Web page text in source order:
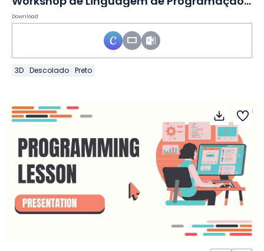
Download
3D Descolado Preto